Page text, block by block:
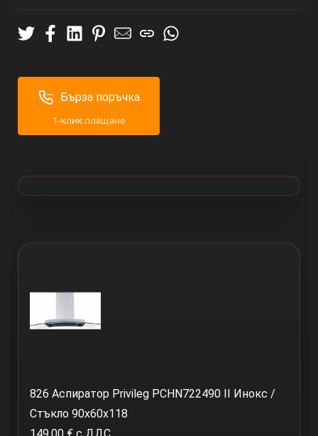
Бърза поръчка
1-клик плащане
826 Аспиратор Privileg PCHN722490 II Инокс /
Стъкло 90x60x118